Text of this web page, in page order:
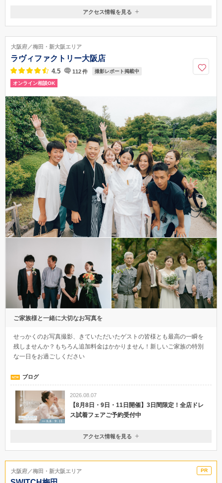
大阪府大阪市中央区西心斎橋2-10-11 TOPOROビル3F
06-6212-3486
アクセス情報を見る
大阪府／梅田・新大阪エリア
ラヴィファクトリー大阪店
4.5 112件 撮影レポート掲載中
オンライン相談OK
ご家族様と一緒に大切なお写真を
せっかくのお写真撮影、きていただいたゲストの皆様とも最高の一瞬を
残しませんか？もちろん追加料金はかかりません！新しいご家族の特別
な一日をお過ごしください
ブログ
2026.08.07
【8月8日・9日・11日開催】3日間限定！全店ドレ
ス試着フェアご予約受付中
大阪府大阪市北区梅田2-2-22 ハービスエント4F
JR大阪駅 桜橋口より徒歩5分／地下鉄四つ橋線 西梅田駅 北改札口
より徒歩2分
アクセス情報を見る
大阪府／梅田・新大阪エリア